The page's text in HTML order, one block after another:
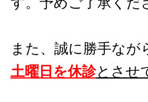
また、誠に勝手なが
土曜日を休診とさせ